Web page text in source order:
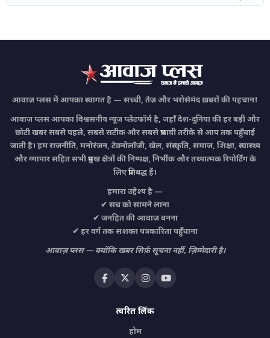
आवाज़ प्लस में आपका स्वागत है — सच्ची, तेज़ और भरोसेमंद ख़बरों की पहचान!
आवाज़ प्लस आपका विश्वसनीय न्यूज़ प्लेटफॉर्म है, जहाँ देश-दुनिया की हर बड़ी और
छोटी खबर सबसे पहले, सबसे सटीक और सबसे प्रभावी तरीके से आप तक पहुँचाई
जाती है। हम राजनीति, मनोरंजन, टेक्नोलॉजी, खेल, संस्कृति, समाज, शिक्षा, स्वास्थ्य
और व्यापार सहित सभी प्रमुख क्षेत्रों की निष्पक्ष, निर्भीक और तथ्यात्मक रिपोर्टिंग के
लिए प्रतिबद्ध हैं।
हमारा उद्देश्य है —
✔ सच को सामने लाना
✔ जनहित की आवाज़ बनना
✔ हर वर्ग तक सशक्त पत्रकारिता पहुँचाना
आवाज़ प्लस — क्योंकि खबर सिर्फ़ सूचना नहीं, ज़िम्मेदारी है।
त्वरित लिंक
होम